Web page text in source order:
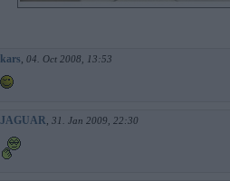
kars, 04. Oct 2008, 13:53
JAGUAR, 31. Jan 2009, 22:30